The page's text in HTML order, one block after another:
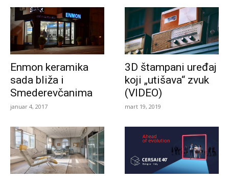
Enmon keramika
sada bliža i
Smederevčanima
januar 4, 2017
3D štampani uređaj
koji „utišava“ zvuk
(VIDEO)
mart 19, 2019